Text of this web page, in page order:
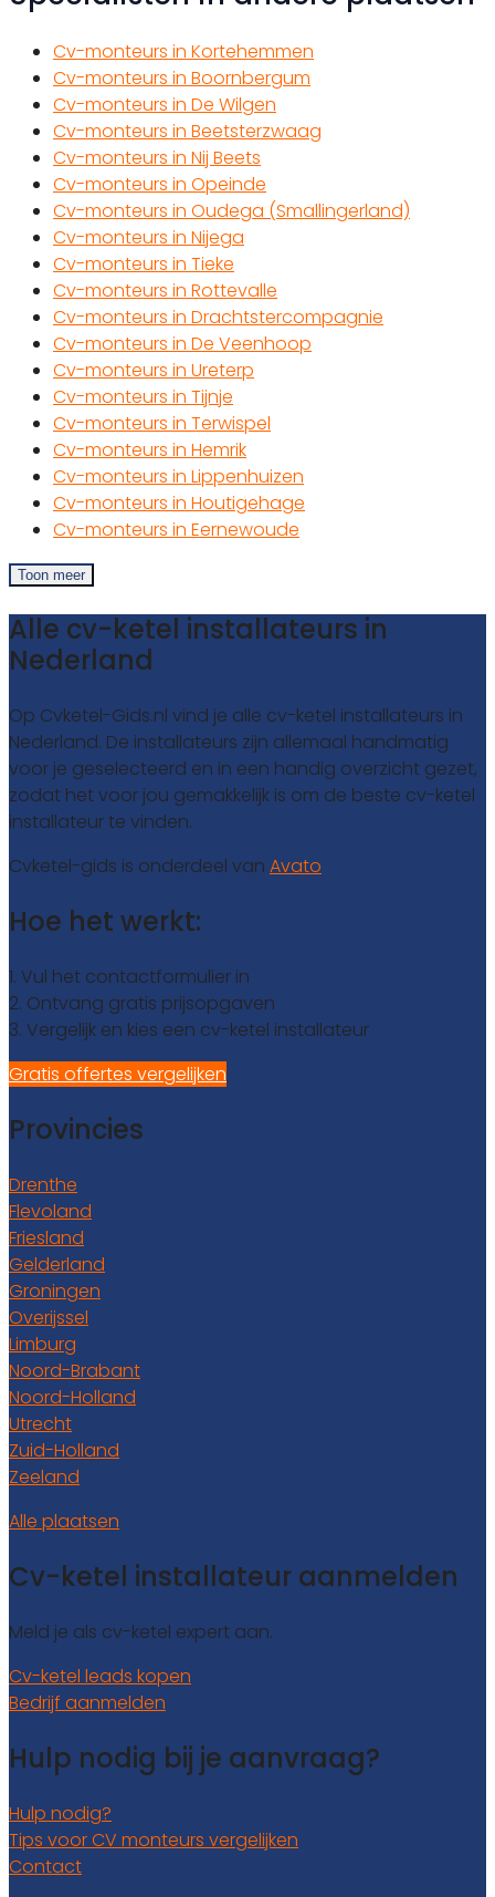
Cv-monteurs in Kortehemmen
Cv-monteurs in Boornbergum
Cv-monteurs in De Wilgen
Cv-monteurs in Beetsterzwaag
Cv-monteurs in Nij Beets
Cv-monteurs in Opeinde
Cv-monteurs in Oudega (Smallingerland)
Cv-monteurs in Nijega
Cv-monteurs in Tieke
Cv-monteurs in Rottevalle
Cv-monteurs in Drachtstercompagnie
Cv-monteurs in De Veenhoop
Cv-monteurs in Ureterp
Cv-monteurs in Tijnje
Cv-monteurs in Terwispel
Cv-monteurs in Hemrik
Cv-monteurs in Lippenhuizen
Cv-monteurs in Houtigehage
Cv-monteurs in Eernewoude
Toon meer
Alle cv-ketel installateurs in
Nederland
Op Cvketel-Gids.nl vind je alle cv-ketel installateurs in
Nederland. De installateurs zijn allemaal handmatig
voor je geselecteerd en in een handig overzicht gezet,
zodat het voor jou gemakkelijk is om de beste cv-ketel
installateur te vinden.
Cvketel-gids is onderdeel van Avato
Hoe het werkt:
1. Vul het contactformulier in
2. Ontvang gratis prijsopgaven
3. Vergelijk en kies een cv-ketel installateur
Gratis offertes vergelijken
Provincies
Drenthe
Flevoland
Friesland
Gelderland
Groningen
Overijssel
Limburg
Noord-Brabant
Noord-Holland
Utrecht
Zuid-Holland
Zeeland
Alle plaatsen
Cv-ketel installateur aanmelden
Meld je als cv-ketel expert aan.
Cv-ketel leads kopen
Bedrijf aanmelden
Hulp nodig bij je aanvraag?
Hulp nodig?
Tips voor CV monteurs vergelijken
Contact